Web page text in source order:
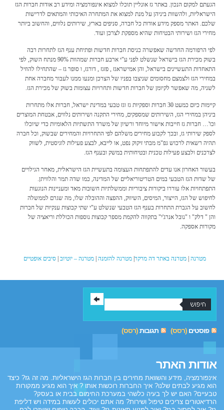
הגעתם למקום הנכון. באתר גז אונליין תוכלו למצוא אינפורמציה ומידע רב אודות חברות הגז
הישראליות, ולהשוות ביניהן על מנת למצוא את המתחרה האיכותי והמתאים לדרישות
שלכם. האתר מספק מידע אודות כל חברה, סניפים בארץ, שירותים נלווים, והחשוב ביותר
מחירי הגז ושירותי הבטיחות שהיא מספקת לצרכן ועוד.
לפי הרפורמה החדשה שאפשרה כניסת חברות חדשות ופתיחת ענף הגז לתחרות רבה
בשוק מכירת הגז בישראל שנשלט לפני ע"י ארבע חברות שמהוות 90% מנתח השוק, לפי
התאחדות התעשיינים בישראל, והן אמישראגז , פזגז , דורגז, ו סופר גז – שהתחילו להוזיל
במחירי הגז ולצמצם מחסומים שניצבו בפניו של הצרכן ומנעו ממנו לעבור מחברה אחת
לשניה, מה שאפשר לקיומן של חברות חדשות ותחרויות עצומות בשוק של מכירת הגז.
קיימות כיום כמעט 30 חברות וספקיות גז וגז טבעי במדינת ישראל, חברות אלו מתחרות
ביניהן במחירי הגז, השירותים שמספקים, מחירי התקנה ושירותים נלווים, אבטחת המוצרים
וכו'… חברות גז חייבות אישור מיוחד ורשיון של משרד התשתיות הלאומיות כדי שיוכלו
לספק שירותי גז, ובכך לקבוע מחירים משלהם לפי התחרויות והמחירים שבשוק, וכל חברה
תהיה רשאית לרכוש גפ"מ מבתי זיקוק נפט, או לייבא, לבצע פעילות לוגיסטית, לשווק
לצרכנים ולבצע פעילות טכנית ובטיחותית במשק ובענף הגז.
בעשור האחרון אנו עדים להתפתחות העצומה בתעשיית הגז הישראלית, מאחר הגילויים
של שדות הגז הטבעי במים הטריטוריאליים של המדינה, כמו שדה תמר והלוויתן.
התפתחויות אלו עוררו ביקורות ציבוריות וממשלתיות חשובות מאד ומעניינות הנוגעות
לחיפוש של הגז, הייצור, המיסים, השיווק, ההפצה וההובלה שלו, מה שגרם לממשלה
לחשוב על הגברת התחרות בענף הגז הטבעי שנשלט ע"י שתי קבוצות ענקיות של חברות
והן " דלק" ו "נובל אנרג'י" בתקווה להקמת מספר קבוצות נוספות הכוללת וריאציה של
מקורות אספקה.
מטרנה |מטרנה באתר דה מרקר|מטרנה להזמנה |מטרנה – יוטיוב | סיבים אופטיים
פוסטים (רסס) תגובות(רסס)
אודות האתר
אינפורמציה, מידע והשוואת מחירים בין חברות הגז הישראליות. מה זה גז? כיצד
הוא מגיע לבתים שלנו? איך החברות רוכשות אותו ? איך הוא מגיע ממקורות
טבעיים? האם יש לך בעיה כלשהי במערכת החימום בבית או בעסק?
הרדיאטורים צריכים טיפול ושירות? מה אתם יכולים לעשות במידה ויש דליפת